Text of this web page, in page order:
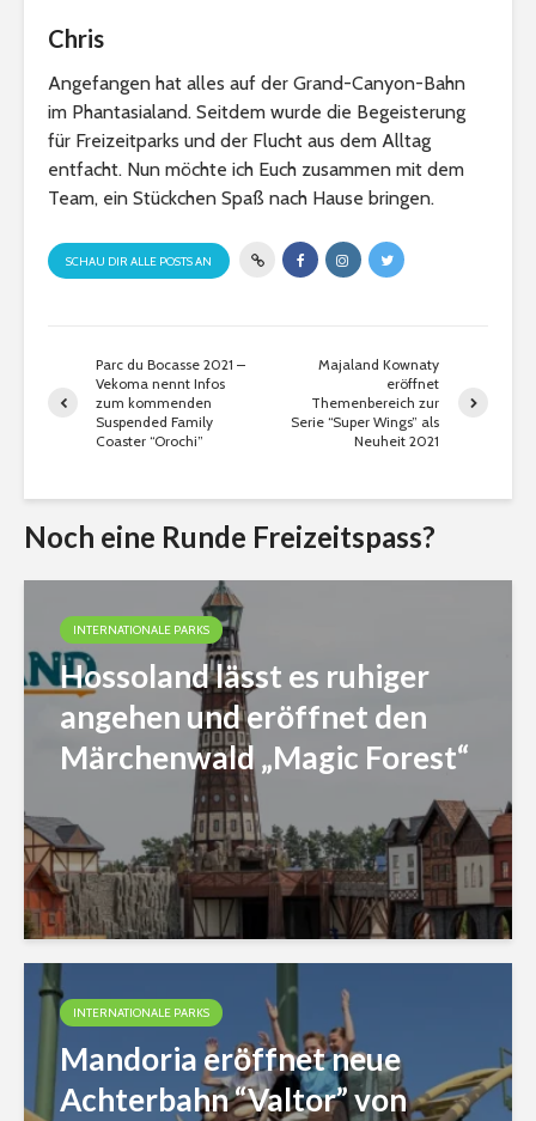
Chris
Angefangen hat alles auf der Grand-Canyon-Bahn
im Phantasialand. Seitdem wurde die Begeisterung
für Freizeitparks und der Flucht aus dem Alltag
entfacht. Nun möchte ich Euch zusammen mit dem
Team, ein Stückchen Spaß nach Hause bringen.
SCHAU DIR ALLE POSTS AN
Parc du Bocasse 2021 –
Vekoma nennt Infos
zum kommenden
Suspended Family
Coaster “Orochi”
Majaland Kownaty
eröffnet
Themenbereich zur
Serie “Super Wings” als
Neuheit 2021
Noch eine Runde Freizeitspass?
INTERNATIONALE PARKS
Hossoland lässt es ruhiger
angehen und eröffnet den
Märchenwald „Magic Forest“
INTERNATIONALE PARKS
Mandoria eröffnet neue
Achterbahn “Valtor” von